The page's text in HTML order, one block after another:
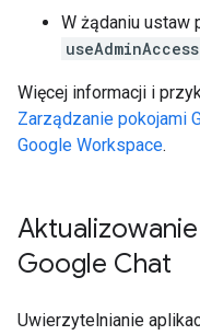
W żądaniu ustaw
useAdminAccess
Więcej informacji i
Zarządzanie pokojami
Google Workspace.
Google Chat
Uwierzytelnianie